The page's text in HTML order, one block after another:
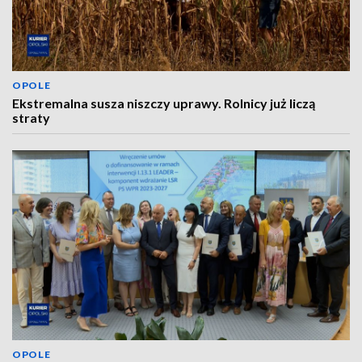
OPOLE
Ekstremalna susza niszczy uprawy. Rolnicy już liczą
straty
OPOLE